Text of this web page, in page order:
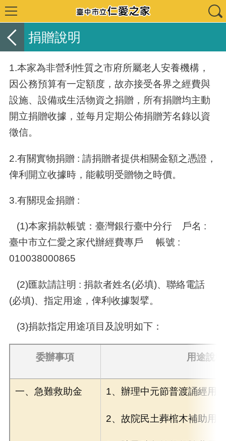
捐贈說明
1.本家為非營利性質之市府所屬老人安養機構，
因公務預算有一定額度，故亦接受各界之經費與
設施、設備或生活物資之捐贈，所有捐贈均主動
開立捐贈收據，並每月定期公佈捐贈芳名錄以資
徵信。
2.有關實物捐贈 : 請捐贈者提供相關金額之憑證，
俾利開立收據時，能載明受贈物之時價。
3.有關現金捐贈 :
(1)本家捐款帳號：臺灣銀行臺中分行 戶名 :
臺中市立仁愛之家代辦經費專戶 帳號 :
010038000865
(2)匯款請註明 : 捐款者姓名(必填)、聯絡電話
(必填)、指定用途，俾利收據製擘。
(3)捐款指定用途項目及說明如下：
委辦事項 用途說明
一、急難救助金 1、辦理中元節普渡誦經用。
2、故院民土葬棺木補助用。